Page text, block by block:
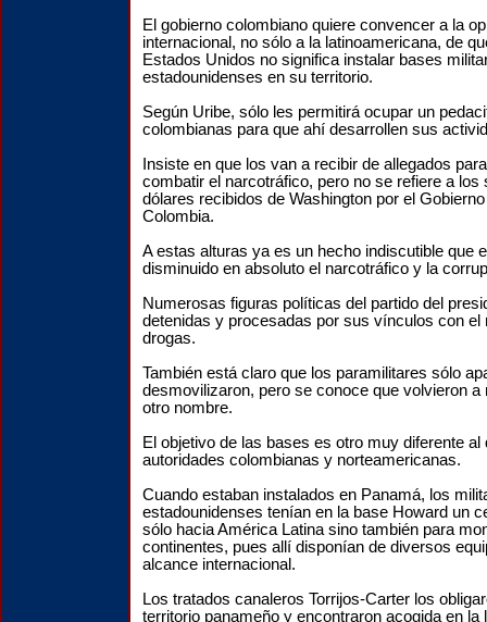
El gobierno colombiano quiere convencer a la
internacional, no sólo a la latinoamericana, de
Estados Unidos no significa instalar bases
estadounidenses en su territorio.
Según Uribe, sólo les permitirá ocupar un
colombianas para que ahí desarrollen sus
Insiste en que los van a recibir de allegados
combatir el narcotráfico, pero no se refiere a los
dólares recibidos de Washington por el
Colombia.
A estas alturas ya es un hecho indiscutible que
disminuido en absoluto el narcotráfico y la
Numerosas figuras políticas del partido del
detenidas y procesadas por sus vínculos con el
drogas.
También está claro que los paramilitares sólo
desmovilizaron, pero se conoce que volvieron a
otro nombre.
El objetivo de las bases es otro muy diferente al
autoridades colombianas y norteamericanas.
Cuando estaban instalados en Panamá, los
estadounidenses tenían en la base Howard un
sólo hacia América Latina sino también para
continentes, pues allí disponían de diversos
alcance internacional.
Los tratados canaleros Torrijos-Carter los
territorio panameño y encontraron acogida en la